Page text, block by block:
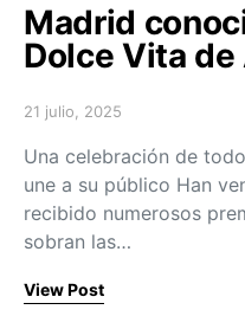
Madrid
Dolce Vita de
Posted on
21 julio, 2025
Una celebración de
une a su público Han
recibido numerosos
sobran las…
View Post